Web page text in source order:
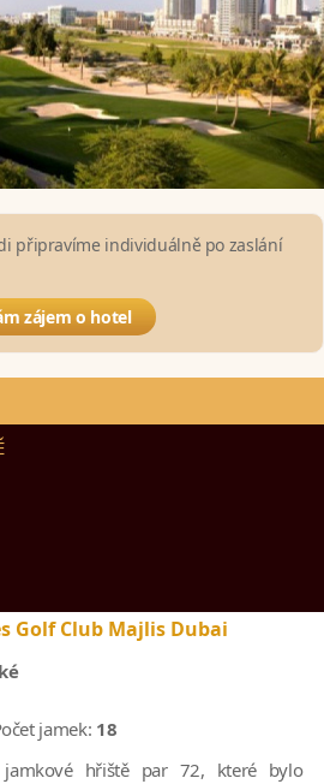
připravíme individuálně po zaslání
zájem o hotel
Golf Club Majlis Dubai
jamek: 18
hřiště par 72, které bylo